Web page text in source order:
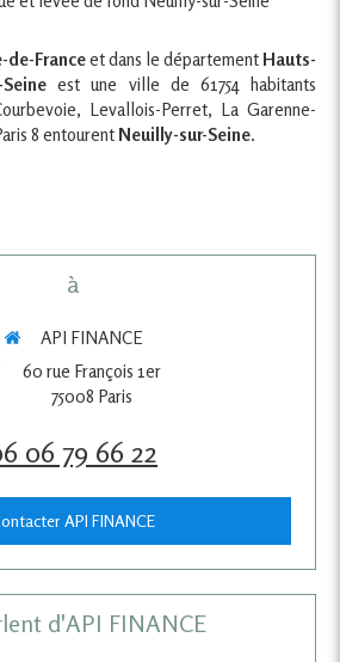
de-Franceet dans le département Hauts-
est une ville de 61754 habitants
Levallois-Perret, La Garenne-
8 entourent Neuilly-sur-Seine.
à
API FINANCE
60 rue François 1er
75008 Paris
06 79 66 22
API FINANCE
d'API FINANCE